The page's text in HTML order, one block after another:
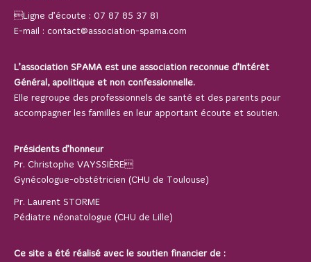
Ligne d’écoute : 07 87 85 37 81
E-mail : contact@association-spama.com
L’association SPAMA est une association reconnue d’Intérêt
Général, apolitique et non confessionnelle.
Elle regroupe des professionnels de santé et des parents pour
accompagner les familles en leur apportant écoute et soutien.
Présidents d’honneur
Pr. Christophe VAYSSIÈRE
Gynécologue-obstétricien (CHU de Toulouse)
Pr. Laurent STORME
Pédiatre néonatologue (CHU de Lille)
Ce site a été réalisé avec le soutien financier de :